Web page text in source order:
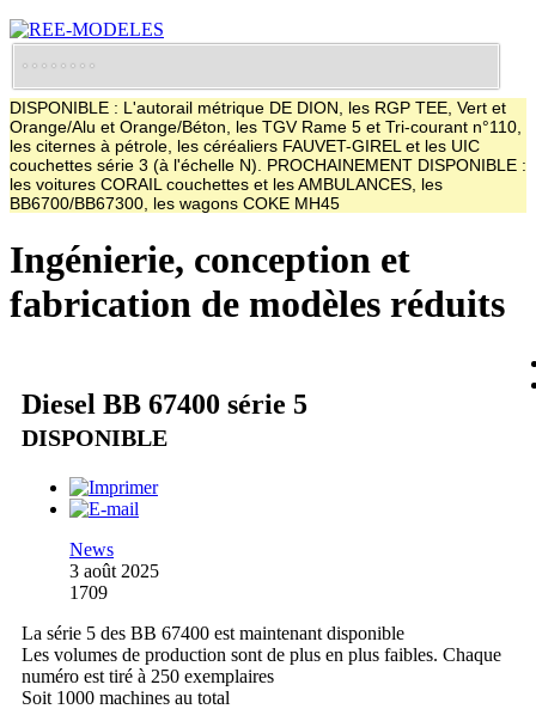
DISPONIBLE : L'autorail métrique DE DION, les RGP TEE, Vert et
Orange/Alu et Orange/Béton, les TGV Rame 5 et Tri-courant n°110,
les citernes à pétrole, les céréaliers FAUVET-GIREL et les UIC
couchettes série 3 (à l'échelle N). PROCHAINEMENT DISPONIBLE :
les voitures CORAIL couchettes et les AMBULANCES, les
BB6700/BB67300, les wagons COKE MH45
Ingénierie, conception et
fabrication de modèles réduits
Diesel BB 67400 série 5
DISPONIBLE
News
3 août 2025
1709
La série 5 des BB 67400 est maintenant disponible
Les volumes de production sont de plus en plus faibles. Chaque
numéro est tiré à 250 exemplaires
Soit 1000 machines au total